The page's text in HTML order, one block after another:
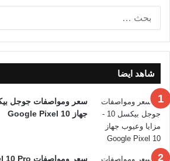
شاهد ايضا
جهاز Google Pixel 10